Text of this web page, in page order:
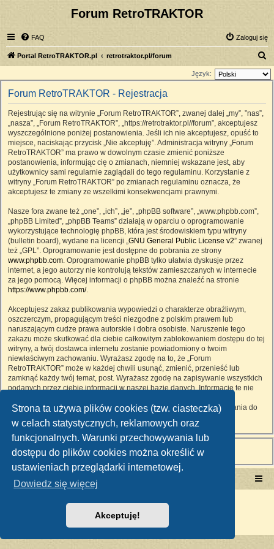
Strona ta używa plików cookies (tzw. ciasteczka)
w celach statystycznych, reklamowych oraz
funkcjonalnych. Warunki przechowywania lub
dostępu do plików cookies można określić w
ustawieniach przeglądarki internetowej.
Dowiedz się więcej
Akceptuję!
Forum RetroTRAKTOR
FAQ Zaloguj się
Portal RetroTRAKTOR.pl retrotraktor.pl/forum
z
Język:
Forum RetroTRAKTOR - Rejestracja
Rejestrując się na witrynie „Forum RetroTRAKTOR”, zwanej dalej „my”, ”nas”,
„nasza”, „Forum RetroTRAKTOR”, „https://retrotraktor.pl//forum”, akceptujesz
wyszczególnione poniżej postanowienia. Jeśli ich nie akceptujesz, opuść to
miejsce, naciskając przycisk „Nie akceptuję”. Administracja witryny „Forum
RetroTRAKTOR” ma prawo w dowolnym czasie zmienić poniższe
postanowienia, informując cię o zmianach, niemniej wskazane jest, aby
użytkownicy sami regularnie zaglądali do tego regulaminu. Korzystanie z
witryny „Forum RetroTRAKTOR” po zmianach regulaminu oznacza, że
akceptujesz te zmiany ze wszelkimi konsekwencjami prawnymi.
Nasze fora zwane też „one”, „ich”, „je”, „phpBB software”, „www.phpbb.com”,
„phpBB Limited”, „phpBB Teams” działają w oparciu o oprogramowanie
wykorzystujące technologię phpBB, która jest środowiskiem typu witryny
(bulletin board), wydane na licencji „GNU General Public License v2” zwanej
też „GPL”. Oprogramowanie jest dostępne do pobrania ze strony
www.phpbb.com. Oprogramowanie phpBB tylko ułatwia dyskusje przez
internet, a jego autorzy nie kontrolują tekstów zamieszczanych w internecie
za jego pomocą. Więcej informacji o phpBB można znaleźć na stronie
https://www.phpbb.com/.
Akceptujesz zakaz publikowania wypowiedzi o charakterze obraźliwym,
oszczerczym, propagującym treści niezgodne z polskim prawem lub
naruszającym cudze prawa autorskie i dobra osobiste. Naruszenie tego
zakazu może skutkować dla ciebie całkowitym zablokowaniem dostępu do tej
witryny, a twój dostawca internetu zostanie powiadomiony o twoim
niewłaściwym zachowaniu. Wyrażasz zgodę na to, że „Forum
RetroTRAKTOR” może w każdej chwili usunąć, zmienić, przenieść lub
zamknąć każdy twój temat, post. Wyrażasz zgodę na zapisywanie wszystkich
podanych przez ciebie informacji w naszej bazie danych. Informacje te nie
RetroTRAKTOR”, ani phpBB nie ponosi odpowiedzialności za włamania do
witryny, podczas których może dojść do kradzieży danych.
Portal RetroTRAKTOR.pl
Polski pakiet językowy dostarcza